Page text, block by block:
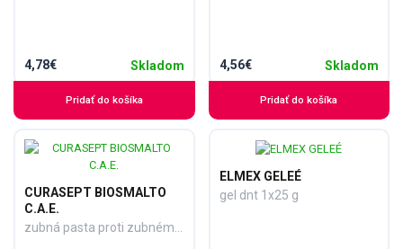
4,78€ Skladom
Pridať do košíka
4,56€ Skladom
Pridať do košíka
CURASEPT BIOSMALTO
C.A.E.
ELMEX GELEÉ
gel dnt 1x25 g